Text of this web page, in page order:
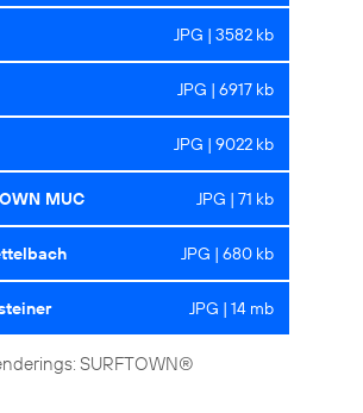
JPG | 3582 kb
JPG | 6917 kb
JPG | 9022 kb
MUC JPG | 71 kb
JPG | 680 kb
JPG | 14 mb
SURFTOWN®